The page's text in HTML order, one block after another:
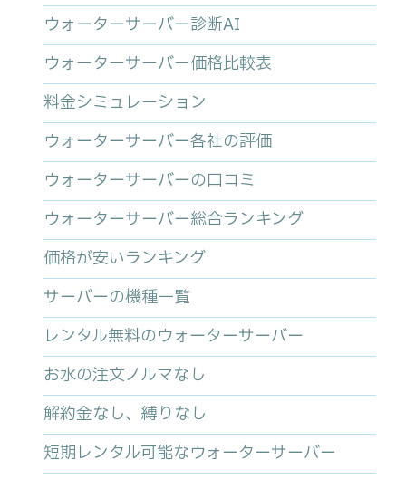
ウォーターサーバー診断AI
ウォーターサーバー価格比較表
料金シミュレーション
ウォーターサーバー各社の評価
ウォーターサーバーの口コミ
ウォーターサーバー総合ランキング
価格が安いランキング
サーバーの機種一覧
レンタル無料のウォーターサーバー
お水の注文ノルマなし
解約金なし、縛りなし
短期レンタル可能なウォーターサーバー